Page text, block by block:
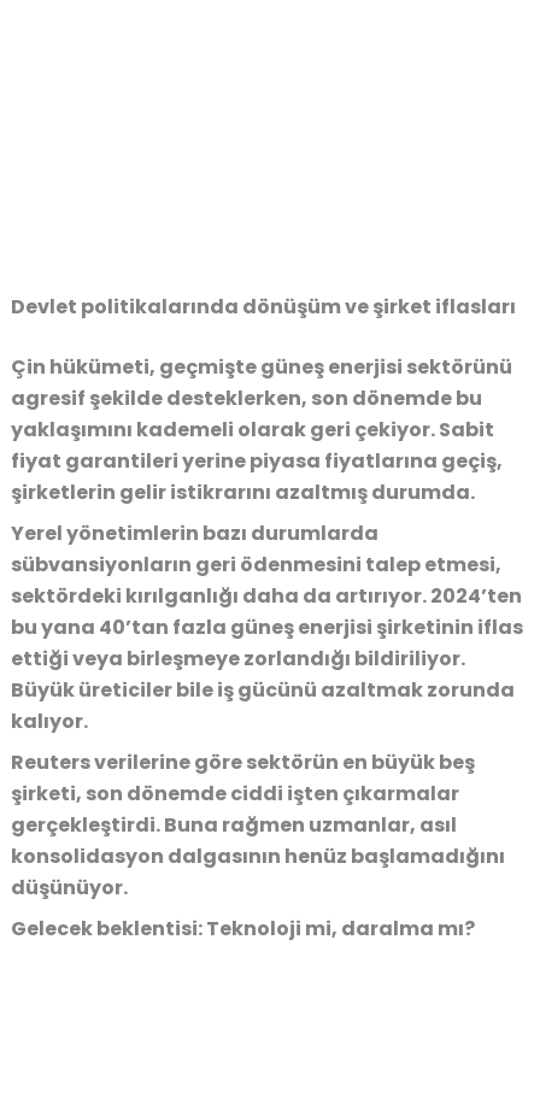
Devlet politikalarında dönüşüm ve şirket iflasları
Çin hükümeti, geçmişte güneş enerjisi sektörünü
agresif şekilde desteklerken, son dönemde bu
yaklaşımını kademeli olarak geri çekiyor. Sabit
fiyat garantileri yerine piyasa fiyatlarına geçiş,
şirketlerin gelir istikrarını azaltmış durumda.
Yerel yönetimlerin bazı durumlarda
sübvansiyonların geri ödenmesini talep etmesi,
sektördeki kırılganlığı daha da artırıyor. 2024’ten
bu yana 40’tan fazla güneş enerjisi şirketinin iflas
ettiği veya birleşmeye zorlandığı bildiriliyor.
Büyük üreticiler bile iş gücünü azaltmak zorunda
kalıyor.
Reuters verilerine göre sektörün en büyük beş
şirketi, son dönemde ciddi işten çıkarmalar
gerçekleştirdi. Buna rağmen uzmanlar, asıl
konsolidasyon dalgasının henüz başlamadığını
düşünüyor.
Gelecek beklentisi: Teknoloji mi, daralma mı?